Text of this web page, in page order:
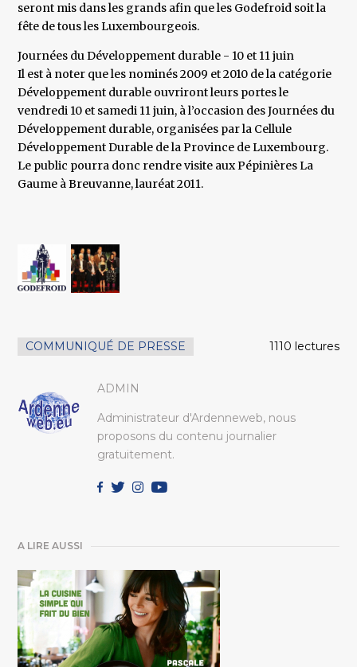
seront mis dans les grands afin que les Godefroid soit la
fête de tous les Luxembourgeois.
Journées du Développement durable - 10 et 11 juin
Il est à noter que les nominés 2009 et 2010 de la catégorie
Développement durable ouvriront leurs portes le
vendredi 10 et samedi 11 juin, à l’occasion des Journées du
Développement durable, organisées par la Cellule
Développement Durable de la Province de Luxembourg.
Le public pourra donc rendre visite aux Pépinières La
Gaume à Breuvanne, lauréat 2011.
COMMUNIQUÉ DE PRESSE 1110 lectures
ADMIN
Administrateur d'Ardenneweb, nous
proposons du contenu journalier
gratuitement.
A LIRE AUSSI